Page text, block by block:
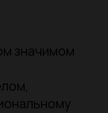
значимом